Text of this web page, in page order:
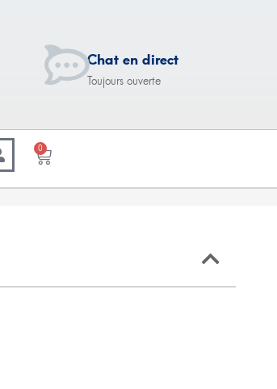
Chat en direct
Toujours ouverte
0